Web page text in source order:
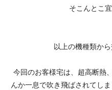
そこんとこ宜
以上の機種類か
今回のお客様宅は、超高断熱
んか一息で吹き飛ばされてし